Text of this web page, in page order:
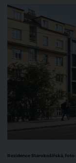
Rezidence Starokošířská, foto: